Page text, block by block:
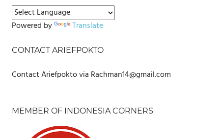
Powered by Translate
CONTACT ARIEFPOKTO
Contact Ariefpokto via Rachman14@gmail.com
MEMBER OF INDONESIA CORNERS